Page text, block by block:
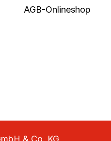
AGB-Onlineshop
& Co. KG